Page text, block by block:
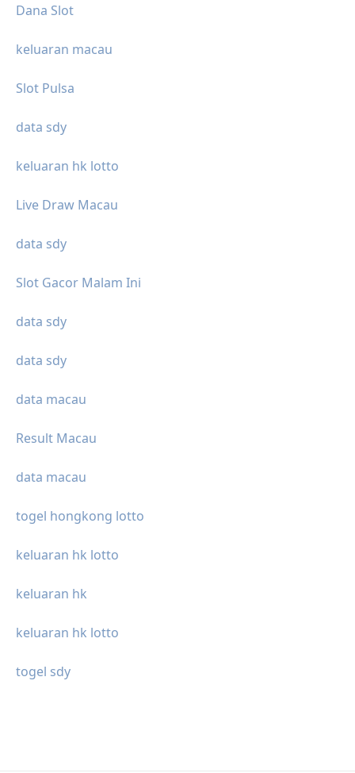
Dana Slot
keluaran macau
Slot Pulsa
data sdy
keluaran hk lotto
Live Draw Macau
data sdy
Slot Gacor Malam Ini
data sdy
data sdy
data macau
Result Macau
data macau
togel hongkong lotto
keluaran hk lotto
keluaran hk
keluaran hk lotto
togel sdy